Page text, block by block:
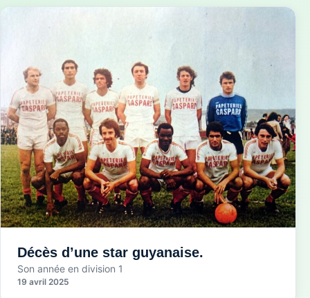
Décès d’une star guyanaise.
Son année en division 1
19 avril 2025